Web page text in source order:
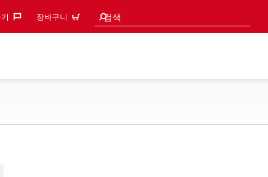
장바구니 검색
검색 추천